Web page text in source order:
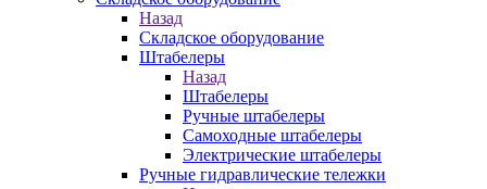
Назад
Складское оборудование
Штабелеры
Назад
Штабелеры
Ручные штабелеры
Самоходные штабелеры
Электрические штабелеры
Ручные гидравлические тележки